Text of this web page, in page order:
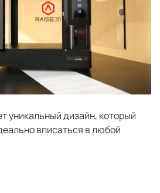
уникальный дизайн, который
вписаться в любой